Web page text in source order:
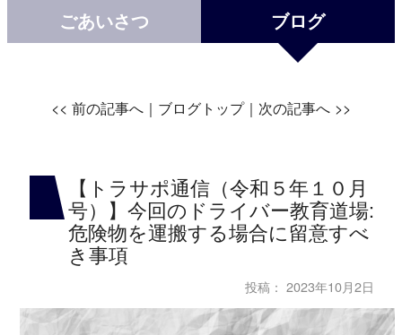
ごあいさつ ブログ
<< 前の記事へ｜ ブログトップ｜次の記事へ >>
【トラサポ通信（令和５年１０月
号）】今回のドライバー教育道場:
危険物を運搬する場合に留意すべ
き事項
投稿： 2023年10月2日